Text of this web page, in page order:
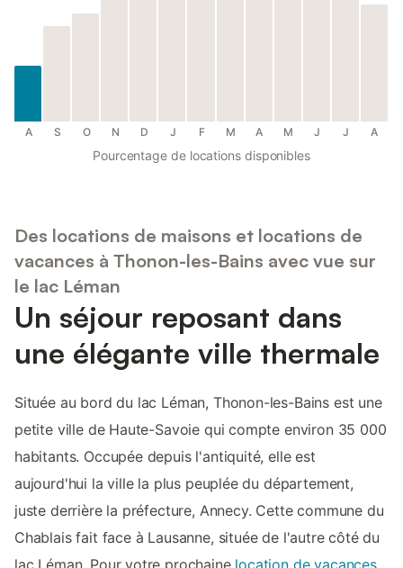
A S O N D J F M A M J J A
Pourcentage de locations disponibles
Des locations de maisons et locations de
vacances à Thonon-les-Bains avec vue sur
le lac Léman
Un séjour reposant dans
une élégante ville thermale
Située au bord du lac Léman, Thonon-les-Bains est une
petite ville de Haute-Savoie qui compte environ 35 000
habitants. Occupée depuis l'antiquité, elle est
aujourd'hui la ville la plus peuplée du département,
juste derrière la préfecture, Annecy. Cette commune du
Chablais fait face à Lausanne, située de l'autre côté du
lac Léman. Pour votre prochaine location de vacances